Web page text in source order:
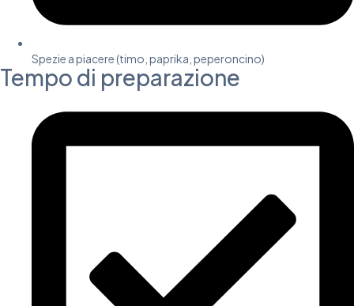
Spezie a piacere (timo, paprika, peperoncino)
Tempo di preparazione